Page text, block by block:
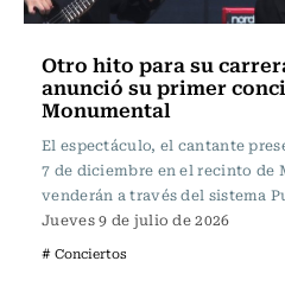
Otro hito para su
anunció su primer
Monumental
El espectáculo, el cantante
7 de diciembre en el recinto de
venderán a través del sistema
Jueves 9 de julio de 2026
# Conciertos